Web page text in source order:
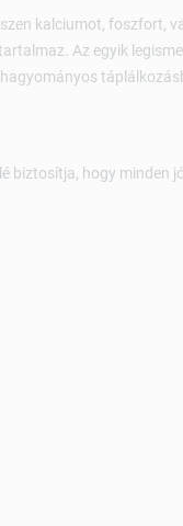
kalciumot, foszfort,
Az egyik
biztosítja, hogy minden